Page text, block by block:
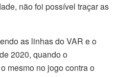
não foi possível traçar as
as linhas do VAR e o
2020, quando o
mesmo no jogo contra o